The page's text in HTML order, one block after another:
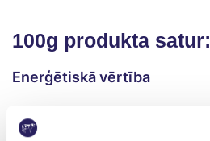
100g produkta satur:
Enerģētiskā vērtība
229kJ / 54.5kcal